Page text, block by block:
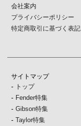
会社案内
プライバシーポリシー
特定商取引に基づく表記
サイトマップ
- トップ
- Fender特集
-Gibson特集
-Taylor特集